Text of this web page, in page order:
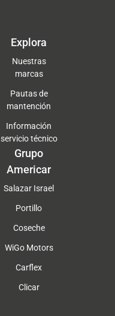
Explora
Nuestras
marcas
Pautas de
mantención
Información
servicio técnico
Grupo
Americar
Salazar Israel
Portillo
Coseche
WiGo Motors
Carflex
Clicar